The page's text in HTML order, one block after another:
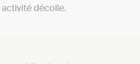
décolle.